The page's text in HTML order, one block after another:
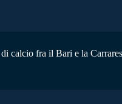
fra il Bari e la